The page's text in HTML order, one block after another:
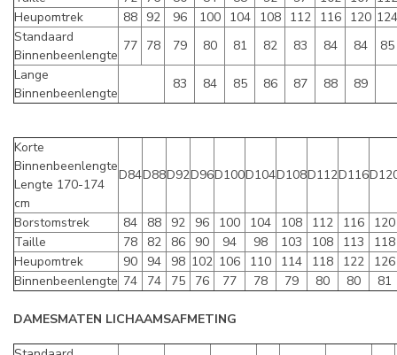
Heupomtrek
88 92 96 100 104 108 112 116 120 124
Standaard
Binnenbeenlengte
77 78 79 80 81 82 83 84 84
85
Lange
Binnenbeenlengte
83 84 85 86 87 88 89
Korte
Binnenbeenlengte
Lengte 170-174
cm
D84D88D92D96D100D104D108D112D116
Borstomstrek 84 88 92 96 100 104 108 112 116
120
Taille
78 82 86 90 94 98 103 108 113
118
Heupomtrek
90 94 98 102 106 110 114 118 122
126
Binnenbeenlengte 74 74 75 76 77 78 79 80 80 81
DAMESMATEN LICHAAMSAFMETING